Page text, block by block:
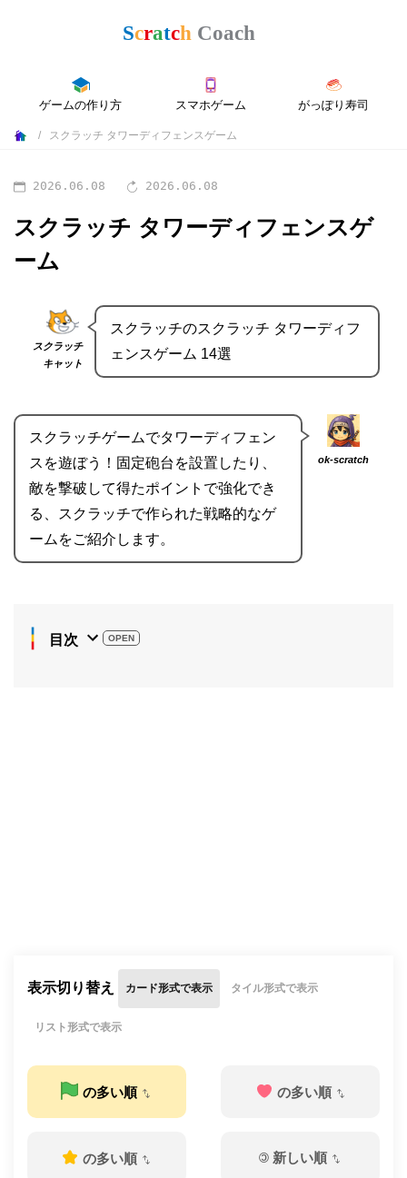
ゲームの作り方 スマホゲーム がっぽり寿司
スクラッチ タワーディフェンスゲーム
2026.06.08 2026.06.08
スクラッチ タワーディフェンスゲ
ーム
スクラッチ
キャット
スクラッチのスクラッチ タワーディフ
ェンスゲーム 14選
ok-scratch
スクラッチゲームでタワーディフェン
スを遊ぼう！固定砲台を設置したり、
敵を撃破して得たポイントで強化でき
る、スクラッチで作られた戦略的なゲ
ームをご紹介します。
目次
表示切り替え カード形式で表示 タイル形式で表示
リスト形式で表示
の多い順 の多い順
の多い順 © 新しい順